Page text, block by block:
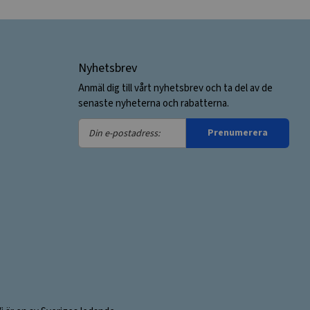
Nyhetsbrev
Anmäl dig till vårt nyhetsbrev och ta del av de
senaste nyheterna och rabatterna.
Din
e-
Prenumerera